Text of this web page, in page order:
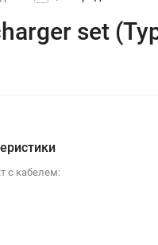
set
с кабелем: